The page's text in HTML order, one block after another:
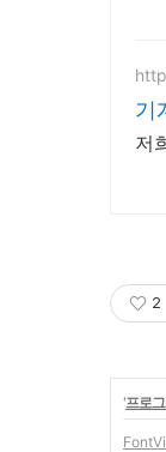
기
저
2
'프로